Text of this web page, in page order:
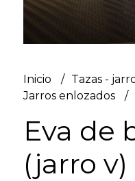
Inicio
Tazas -
Jarros enlozados
Eva de
(jarro v)